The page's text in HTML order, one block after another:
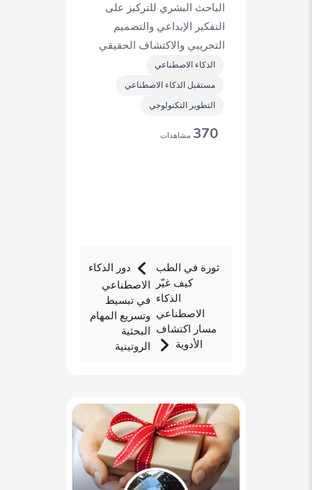
الباحث البشري للتركيز على
التفكير الإبداعي والتصميم
التجريبي والاكتشاف الحقيقي
الذكاء الاصطناعي
مستقبل الذكاء الاصطناعي
التطوير التكنولوجي
370 مشاهدات
دور الذكاء
الاصطناعي
في تبسيط
وتسريع المهام
البحثية
الروتينية
ثورة في الطب
كيف غيّر
الذكاء
الاصطناعي
مسار اكتشاف
الأدوية